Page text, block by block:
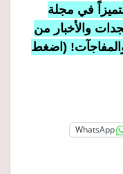
في مجلة
والأخبار من
(اضغط
WhatsApp